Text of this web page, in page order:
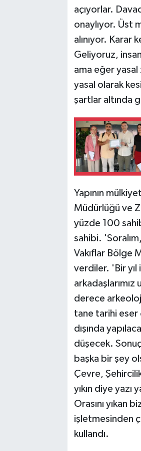
açıyorlar.
onaylıyor. Üst
alınıyor. Karar
Geliyoruz,
ama eğer
yasal olarak
şartlar altında
Yapının
Müdürlüğü ve
yüzde 100
sahibi.
Vakıflar Bölge
verdiler. 'Bir yıl
derece
tane tarihi eser
dışında
düşecek.
başka bir şey
Çevre,
yıkın diye
Orasını yıkan
işletmesinden
kullandı.